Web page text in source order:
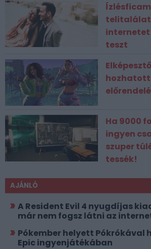
internetet
teszt
Ha 9000
ingyen
szuper
tessék!
AJÁNLÓ
A Resident Evil 4 nyugdíjas
már nem fogsz látni az
Pókember helyett
Epic ingyenjátékában